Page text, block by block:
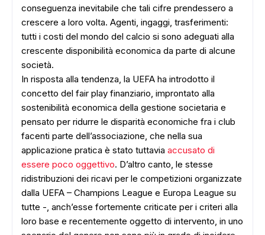
conseguenza inevitabile che tali cifre prendessero a
crescere a loro volta. Agenti, ingaggi, trasferimenti:
tutti i costi del mondo del calcio si sono adeguati alla
crescente disponibilità economica da parte di alcune
società.
In risposta alla tendenza, la UEFA ha introdotto il
concetto del fair play finanziario, improntato alla
sostenibilità economica della gestione societaria e
pensato per ridurre le disparità economiche fra i club
facenti parte dell’associazione, che nella sua
applicazione pratica è stato tuttavia accusato di
essere poco oggettivo. D’altro canto, le stesse
ridistribuzioni dei ricavi per le competizioni organizzate
dalla UEFA – Champions League e Europa League su
tutte -, anch’esse fortemente criticate per i criteri alla
loro base e recentemente oggetto di intervento, in uno